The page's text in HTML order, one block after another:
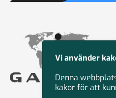
Vi använder
Denna
kakor för att